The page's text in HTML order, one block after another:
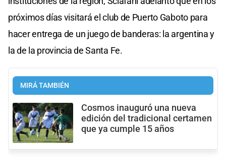
próximos días visitará el club de Puerto Gaboto para
hacer entrega de un juego de banderas: la argentina y
la de la provincia de Santa Fe.
MIRÁ TAMBIÉN
Cosmos inauguró una nueva
edición del tradicional certamen
que ya cumple 15 años